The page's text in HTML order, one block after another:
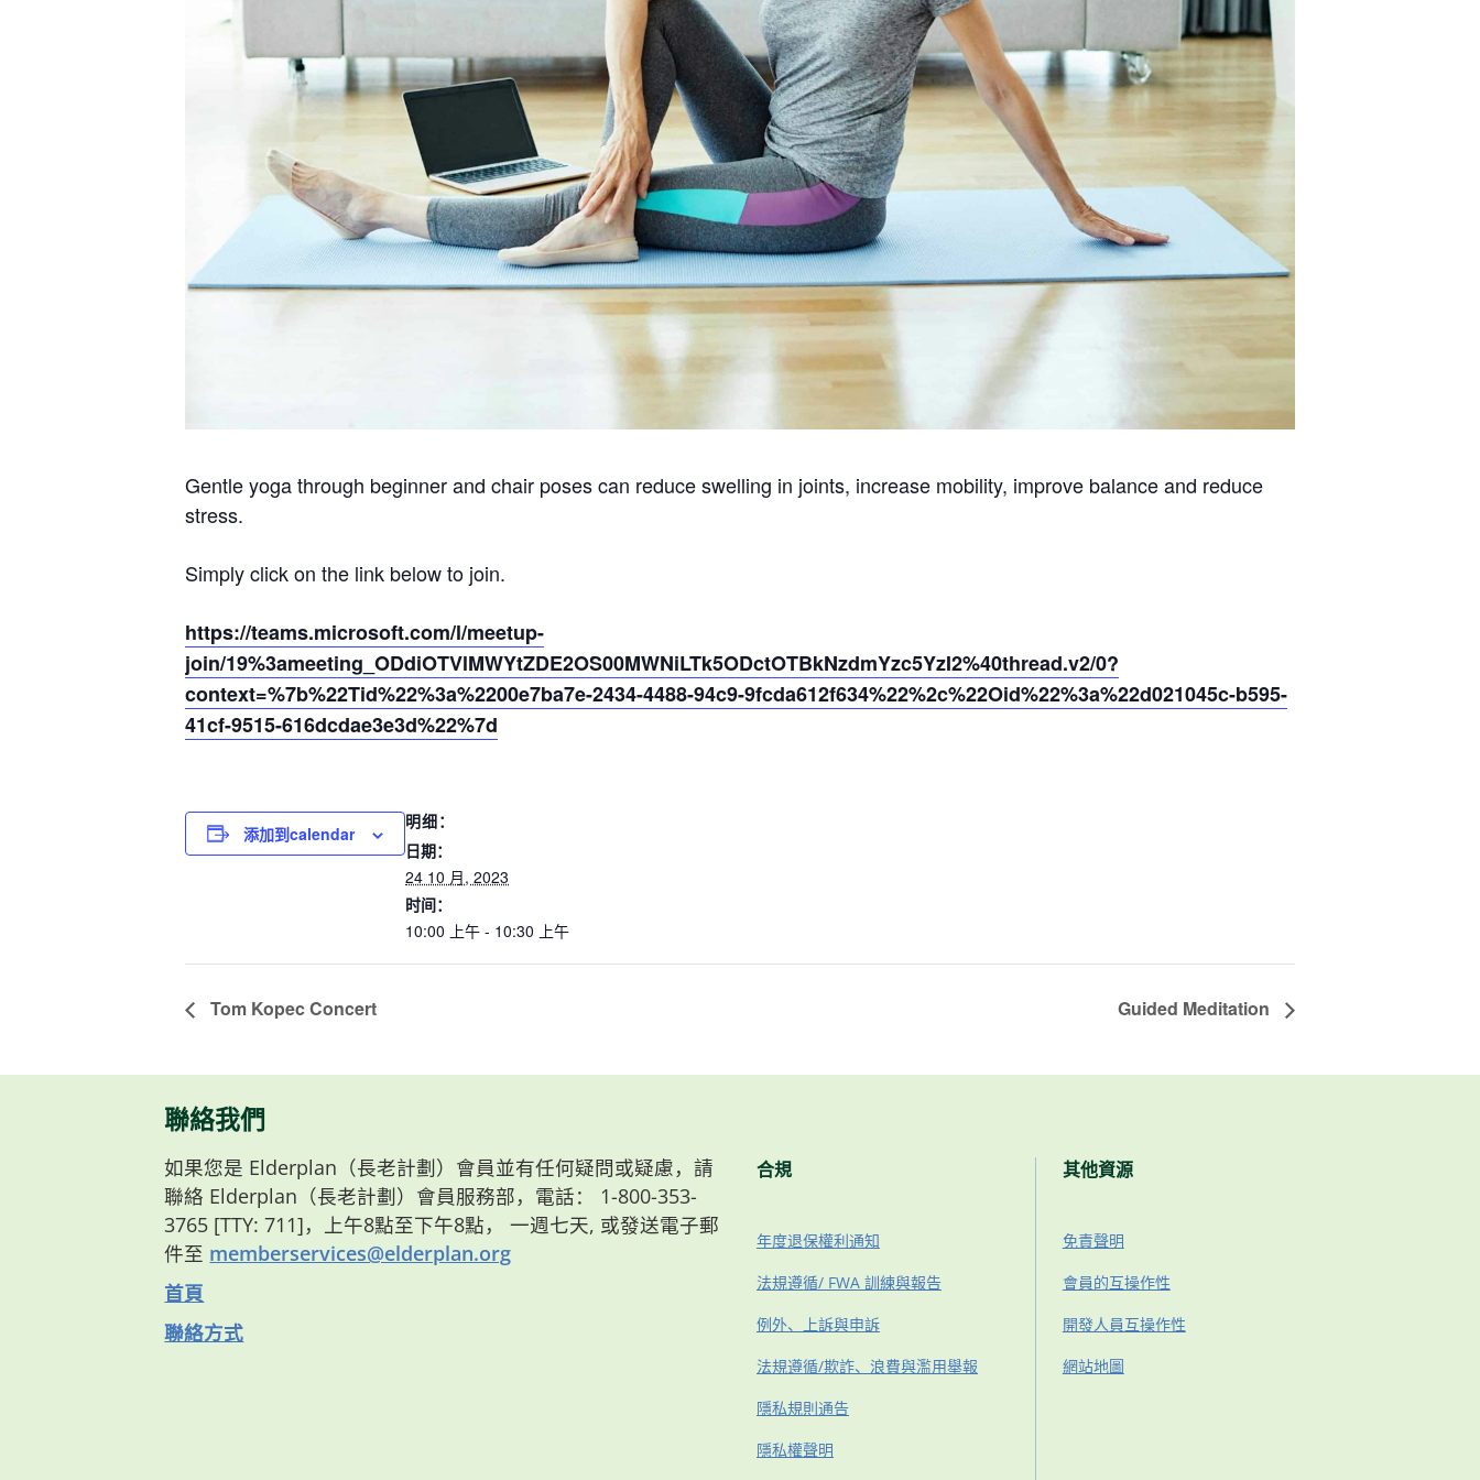
Gentle yoga through beginner and chair poses can reduce swelling in joints, increase mobility, improve balance and reduce
stress.
Simply click on the link below to join.
https://teams.microsoft.com/l/meetup-
join/19%3ameeting_ODdiOTVlMWYtZDE2OS00MWNiLTk5ODctOTBkNzdmYzc5YzI2%40thread.v2/0?
context=%7b%22Tid%22%3a%2200e7ba7e-2434-4488-94c9-9fcda612f634%22%2c%22Oid%22%3a%22d021045c-b595-
41cf-9515-616dcdae3e3d%22%7d
添加到calendar
明细：
日期：
24 10 月, 2023
时间：
10:00 上午 - 10:30 上午
Tom Kopec Concert Guided Meditation
聯絡我們
如果您是 Elderplan（長老計劃）會員並有任何疑問或疑慮，請
聯絡 Elderplan（長老計劃）會員服務部，電話： 1-800-353-
3765 [TTY: 711]，上午8點至下午8點， 一週七天, 或發送電子郵
件至 memberservices@elderplan.org
首頁
聯絡方式
合規
年度退保權利通知
法規遵循/ FWA 訓練與報告
例外、上訴與申訴
法規遵循/欺詐、浪費與濫用舉報
隱私規則通告
隱私權聲明
其他資源
免責聲明
會員的互操作性
開發人員互操作性
網站地圖